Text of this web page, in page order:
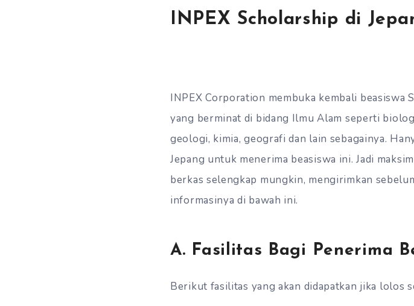
INPEX Scholarship di
INPEX Corporation membuka kembali beasiswa
yang berminat di bidang Ilmu Alam seperti
geologi, kimia, geografi dan lain sebagainya.
Jepang untuk menerima beasiswa ini. Jadi
berkas selengkap mungkin, mengirimkan
informasinya di bawah ini.
A. Fasilitas Bagi Penerima
Berikut fasilitas yang akan didapatkan jika lolos